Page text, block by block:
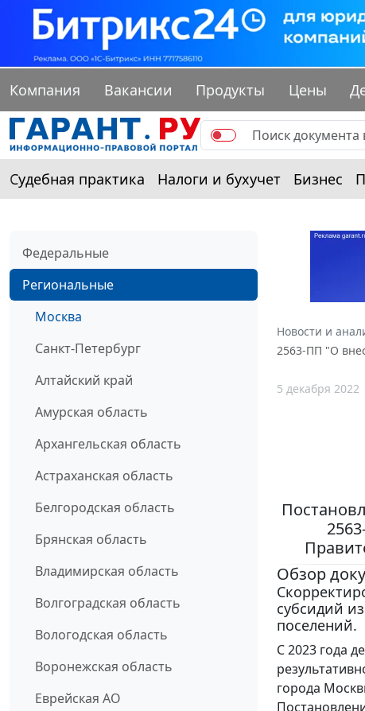
Компания Вакансии Продукты Цены
Судебная практика Налоги и бухучет Бизнес
Федеральные
Региональные
Москва
Санкт-Петербург
Алтайский край
Амурская область
Архангельская область
Астраханская область
Белгородская область
Брянская область
Владимирская область
Волгоградская область
Вологодская область
Воронежская область
Еврейская АО
Новости и
2563-ПП "О
5 декабря 2022
Обзор
субсидий
поселений.
С 2023 года
города